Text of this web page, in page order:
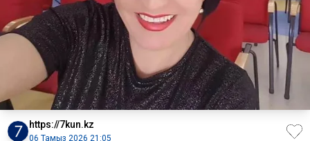
https://7kun.kz
06 Тамыз 2026 21:05